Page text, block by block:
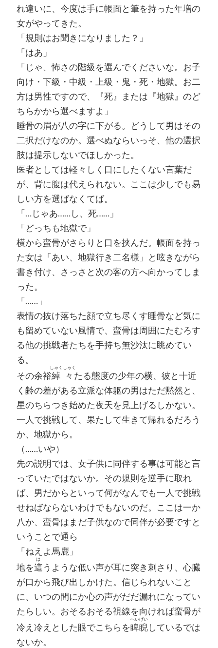
れ違いに、今度は手に帳面と筆を持った年増の
女がやってきた。
「規則はお聞きになりました？」
「はあ」
「じゃ、怖さの階級を選んでくださいな。お子
向け・下級・中級・上級・鬼・死・地獄。お二
方は男性ですので、『死』または『地獄』のど
ちらかから選べますよ」
睡骨の眉が八の字に下がる。どうして男はその
二択だけなのか。選べぬならいっそ、他の選択
肢は提示しないでほしかった。
医者としては軽々しく口にしたくない言葉だ
が、背に腹は代えられない。ここは少しでも易
しい方を選ばなくてば。
「…じゃあ……し、死……」
「どっちも地獄で」
横から蛮骨がさらりと口を挟んだ。帳面を持っ
た女は「あい、地獄行き二名様」と呟きながら
書き付け、さっさと次の客の方へ向かってしま
った。
「……」
表情の抜け落ちた顔で立ち尽くす睡骨など気に
も留めていない風情で、蛮骨は周囲にたむろす
る他の挑戦者たちを手持ち無沙汰に眺めてい
る。
その余裕綽々
しゃくしゃく
たる態度の少年の横、彼と十近
く齢の差がある立派な体躯の男はただ黙然と、
星のちらつき始めた夜天を見上げるしかない。
一人で挑戦して、果たして生きて帰れるだろう
か、地獄から。
（……いや）
先の説明では、女子供に同伴する事は可能と言
っていたではないか。その規則を逆手に取れ
ば、男だからといって何がなんでも一人で挑戦
せねばならないわけでもないのだ。ここは一か
八か、蛮骨はまだ子供なので同伴が必要ですと
いうことで通ら
「ねえよ馬鹿」
地を這
は
うような低い声が耳に突き刺さり、心臓
が口から飛び出しかけた。信じられないこと
に、いつの間にか心の声がだだ漏れになってい
たらしい。おそるおそる視線を向ければ蛮骨が
冷え冷えとした眼でこちらを睥睨
へいげい
しているでは
ないか。